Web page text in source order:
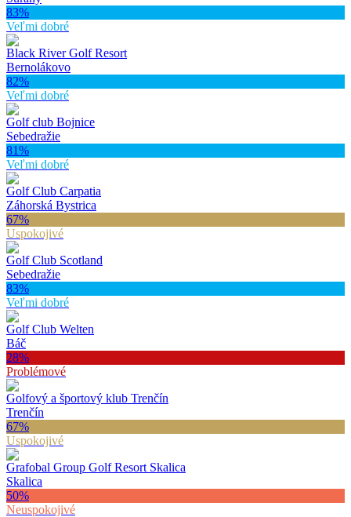
83%
Veľmi dobré
Black River Golf Resort
Bernolákovo
82%
Veľmi dobré
Golf club Bojnice
Sebedražie
81%
Veľmi dobré
Golf Club Carpatia
Záhorská Bystrica
67%
Uspokojivé
Golf Club Scotland
Sebedražie
83%
Veľmi dobré
Golf Club Welten
Báč
28%
Problémové
Golfový a športový klub Trenčín
Trenčín
67%
Uspokojivé
Grafobal Group Golf Resort Skalica
Skalica
50%
Neuspokojivé